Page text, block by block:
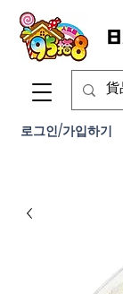
로그인/가입하기